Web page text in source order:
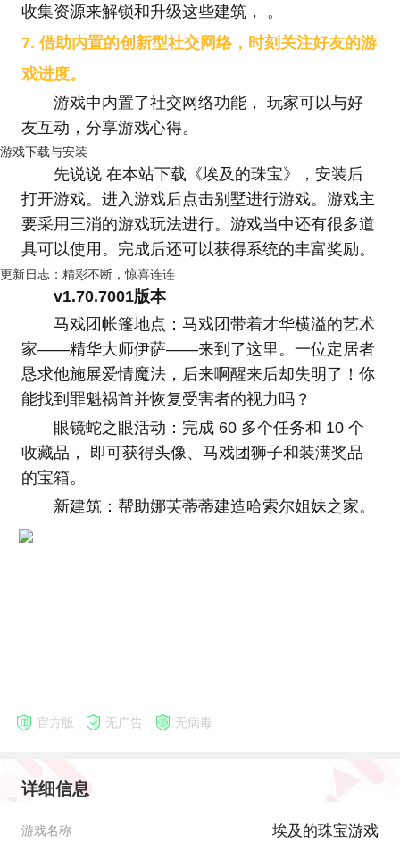
收集资源来解锁和升级这些建筑， 。
7. 借助内置的创新型社交网络，时刻关注好友的游
戏进度。
游戏中内置了社交网络功能， 玩家可以与好
友互动，分享游戏心得。
游戏下载与安装
先说说 在本站下载《埃及的珠宝》，安装后
打开游戏。进入游戏后点击别墅进行游戏。游戏主
要采用三消的游戏玩法进行。游戏当中还有很多道
具可以使用。完成后还可以获得系统的丰富奖励。
更新日志：精彩不断，惊喜连连
v1.70.7001版本
马戏团帐篷地点：马戏团带着才华横溢的艺术
家——精华大师伊萨——来到了这里。一位定居者
恳求他施展爱情魔法，后来啊醒来后却失明了！你
能找到罪魁祸首并恢复受害者的视力吗？
眼镜蛇之眼活动：完成 60 多个任务和 10 个
收藏品， 即可获得头像、马戏团狮子和装满奖品
的宝箱。
新建筑：帮助娜芙蒂蒂建造哈索尔姐妹之家。
官方版 无广告 无病毒
详细信息
游戏名称 埃及的珠宝游戏